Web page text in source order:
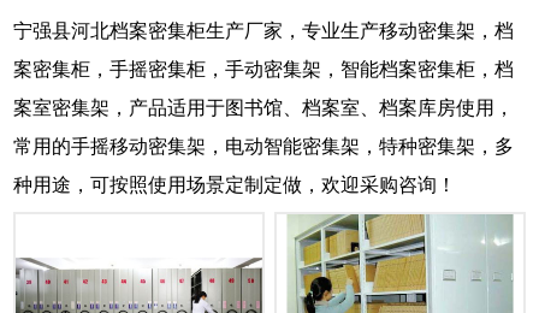
宁强县河北档案密集柜生产厂家，专业生产移动密集架，档
案密集柜，手摇密集柜，手动密集架，智能档案密集柜，档
案室密集架，产品适用于图书馆、档案室、档案库房使用，
常用的手摇移动密集架，电动智能密集架，特种密集架，多
种用途，可按照使用场景定制定做，欢迎采购咨询！